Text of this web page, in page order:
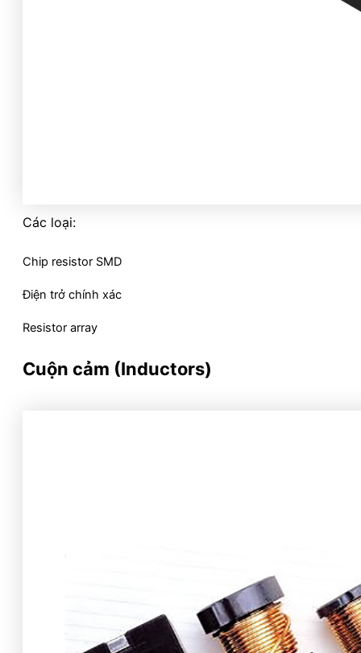
Các loại:
Chip resistor SMD
Điện trở chính xác
Resistor array
Cuộn cảm (Inductors)